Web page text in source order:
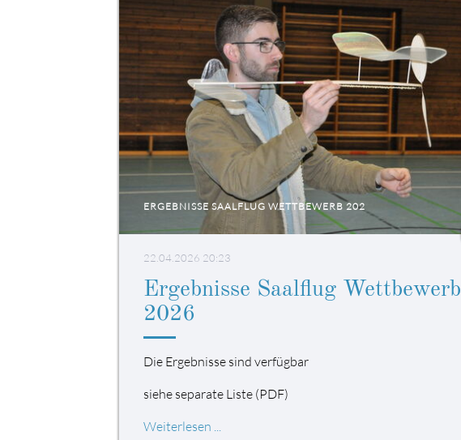
ERGEBNISSE SAALFLUG WETTBEWERB 202
22.04.2026 20:23
Ergebnisse Saalflug Wettbewerb
2026
Die Ergebnisse sind verfügbar
siehe separate Liste (PDF)
Weiterlesen ...